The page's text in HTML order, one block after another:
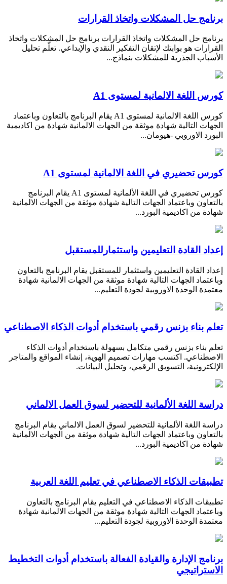
برنامج حل المشكلات واتخاذ القرارات
برنامج حل المشكلات واتخاذ القرارات برنامج حل المشكلات واتخاذ
القرارات هو بوابتك لإتقان التفكير النقدي والإبداعي. تعلّم تحليل
الأسباب الجذرية للمشكلات بنماذج...
كورس اللغة الالمانية لمستوى A1
كورس اللغة الالمانية لمستوى A1 يقام البرنامج بالتعاون وباعتماد
الجهات التالية شهادة موثقة من الجهات الالمانية شهادة من اكاديمية
البورد الاوروبي -هيومان...
كورس تحضيري في اللغة الالمانية لمستوى A1
كورس تحضيري في اللغة الألمانية لمستوى A1 يقام البرنامج
بالتعاون وباعتماد الجهات التالية شهادة موثقة من الجهات الالمانية
شهادة من اكاديمية البورد...
إعداد القادة التعليمين واستثمارللمستقبل
إعداد القادة التعليمين واستثمار للمستقبل يقام البرنامج بالتعاون
وباعتماد الجهات التالية شهادة موثقة من الجهات الالمانية شهادة
معتمدة الوحدة الاوروبية لجودة التعليم...
تعلم بناء بزنس رقمي باستخدام أدوات الذكاء الاصطناعي
تعلم بناء بزنس رقمي متكامل بسهولة باستخدام أدوات الذكاء
الاصطناعي. اكتسب مهارات تصميم الهوية، إنشاء المواقع والمتاجر
الإلكترونية، التسويق الرقمي، وتحليل البيانات.
دراسة اللغة الألمانية للتحضير لسوق العمل الالماني
دراسة اللغة الألمانية للتحضير لسوق العمل الالماني يقام البرنامج
بالتعاون وباعتماد الجهات التالية شهادة موثقة من الجهات الالمانية
شهادة من اكاديمية البورد...
تطبيقات الذكاء الاصطناعي في تعليم اللغة العربية
تطبيقات الذكاء الاصطناعي في التعليم يقام البرنامج بالتعاون
وباعتماد الجهات التالية شهادة موثقة من الجهات الالمانية شهادة
معتمدة الوحدة الاوروبية لجودة التعليم...
برنامج الإدارة والقيادة الفعالة باستخدام أدوات التخطيط
الاستراتيجي